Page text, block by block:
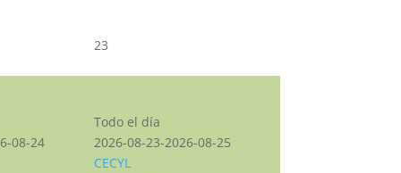
08-24
23
Todo el día
2026-08-23-2026-08-25
CECYL